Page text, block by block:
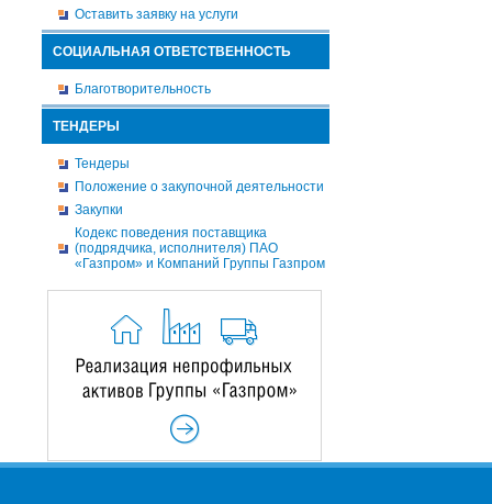
Оставить заявку на услуги
СОЦИАЛЬНАЯ ОТВЕТСТВЕННОСТЬ
Благотворительность
ТЕНДЕРЫ
Тендеры
Положение о закупочной деятельности
Закупки
Кодекс поведения поставщика
(подрядчика, исполнителя) ПАО
«Газпром» и Компаний Группы Газпром